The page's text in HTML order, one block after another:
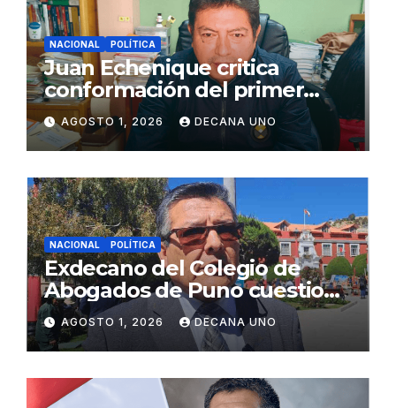
NACIONAL POLÍTICA
Juan Echenique critica
conformación del primer
gabinete ministerial de Keiko
Fujimori
AGOSTO 1, 2026 DECANA UNO
NACIONAL POLÍTICA
Exdecano del Colegio de
Abogados de Puno cuestiona
propuestas sobre seguridad
ciudadana
AGOSTO 1, 2026 DECANA UNO